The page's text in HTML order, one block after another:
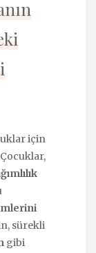
için
sürekli
gibi